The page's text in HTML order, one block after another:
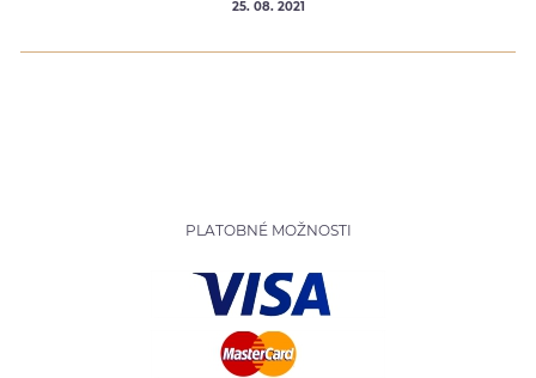
25. 08. 2021
PLATOBNÉ MOŽNOSTI